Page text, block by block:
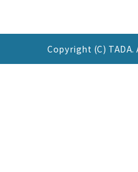
Copyright (C)